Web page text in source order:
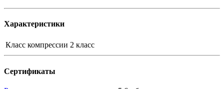
Характеристики
Класс компрессии 2 класс
Сертификаты